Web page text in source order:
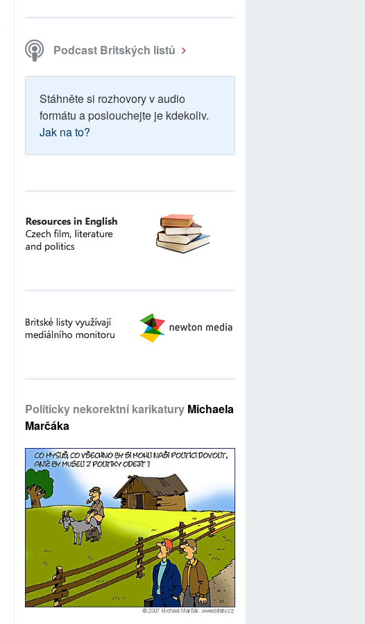
Podcast Britských listů
Stáhněte si rozhovory v audio
formátu a poslouchejte je kdekoliv.
Jak na to?
Politicky nekorektní karikatury Michaela
Marčáka